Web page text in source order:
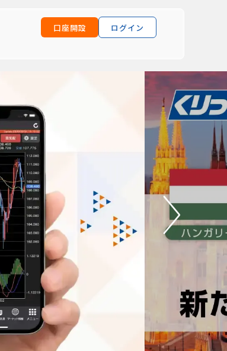
口座開設
ログイン